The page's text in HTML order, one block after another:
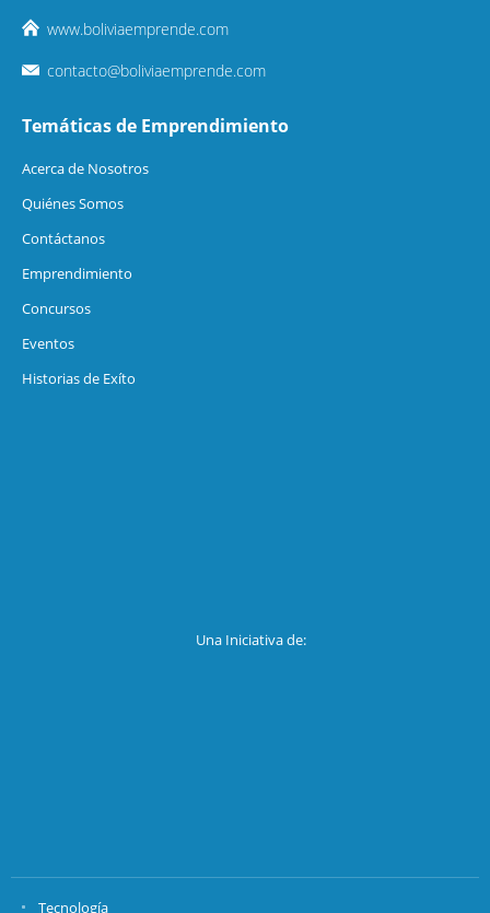
www.boliviaemprende.com
contacto@boliviaemprende.com
Temáticas de Emprendimiento
Acerca de Nosotros
Quiénes Somos
Contáctanos
Emprendimiento
Concursos
Eventos
Historias de Exíto
Una Iniciativa de:
Tecnología